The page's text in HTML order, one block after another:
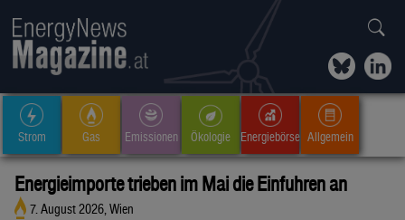
Strom Gas Emissionen Ökologie Energiebörse Allgemein
Energieimporte trieben im Mai die Einfuhren an
7. August 2026, Wien